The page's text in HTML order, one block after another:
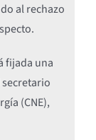
al rechazo
fijada una
(CNE),